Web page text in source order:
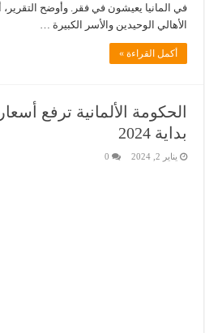
في المانيا يعيشون في فقر. وأوضح التقرير،
الأهالي الوحيدين والأسر الكبيرة …
أكمل القراءة »
الحكومة الألمانية ترفع
بداية 2024
يناير 2, 2024 0